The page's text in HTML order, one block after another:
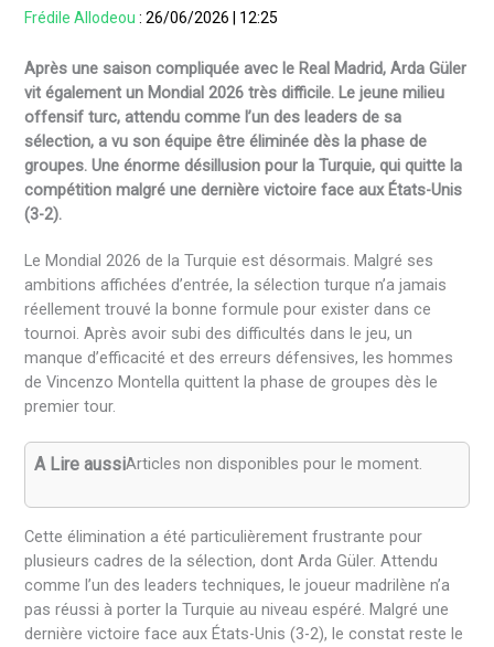
Frédile Allodeou :26/06/2026 12:25
Après une saison compliquée avec le Real Madrid, Arda Güler
vit également un Mondial 2026 très difficile. Le jeune milieu
offensif turc, attendu comme l’un des leaders de sa
sélection, a vu son équipe être éliminée dès la phase de
groupes. Une énorme désillusion pour la Turquie, qui quitte la
compétition malgré une dernière victoire face aux États-Unis
(3-2).
Le Mondial 2026 de la Turquie est désormais. Malgré ses
ambitions affichées d’entrée, la sélection turque n’a jamais
réellement trouvé la bonne formule pour exister dans ce
tournoi. Après avoir subi des difficultés dans le jeu, un
manque d’efficacité et des erreurs défensives, les hommes
de Vincenzo Montella quittent la phase de groupes dès le
premier tour.
A Lire aussiArticles non disponibles pour le moment.
Cette élimination a été particulièrement frustrante pour
plusieurs cadres de la sélection, dont Arda Güler. Attendu
comme l’un des leaders techniques, le joueur madrilène n’a
pas réussi à porter la Turquie au niveau espéré. Malgré une
dernière victoire face aux États-Unis (3-2), le constat reste le